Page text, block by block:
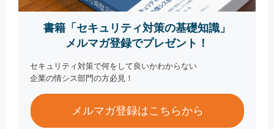
書籍「セキュリティ対策の基礎知識」
メルマガ登録でプレゼント！
セキュリティ対策で何をして良いかわからない
企業の情シス部門の方必見！
メルマガ登録はこちらから